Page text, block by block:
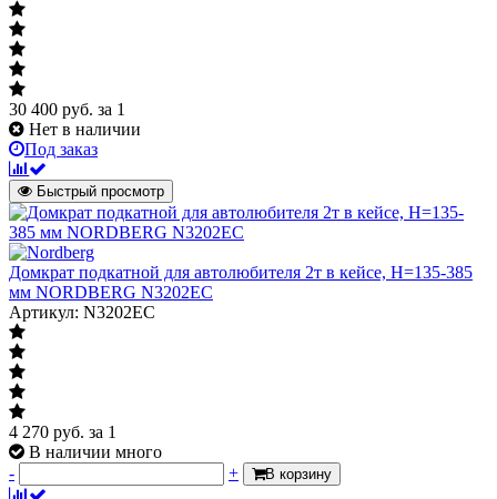
30 400 руб. за 1
Нет в наличии
Под заказ
Быстрый просмотр
Домкрат подкатной для автолюбителя 2т в кейсе, Н=135-385
мм NORDBERG N3202EC
Артикул: N3202EC
4 270 руб. за 1
В наличии много
-
+ В корзину